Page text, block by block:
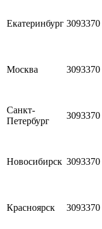
Екатеринбург 3093370
Москва 3093370
Санкт-
Петербург
3093370
Новосибирск 3093370
Красноярск 3093370